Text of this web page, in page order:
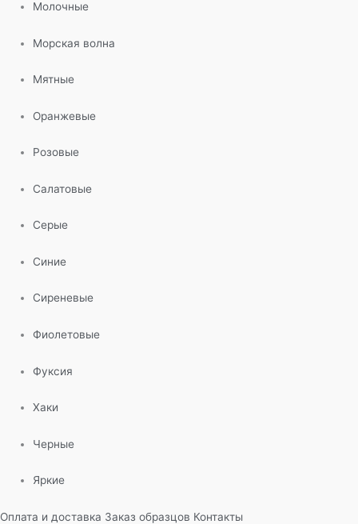
Молочные
Морская волна
Мятные
Оранжевые
Розовые
Салатовые
Серые
Синие
Сиреневые
Фиолетовые
Фуксия
Хаки
Черные
Яркие
Оплата и доставка Заказ образцов Контакты